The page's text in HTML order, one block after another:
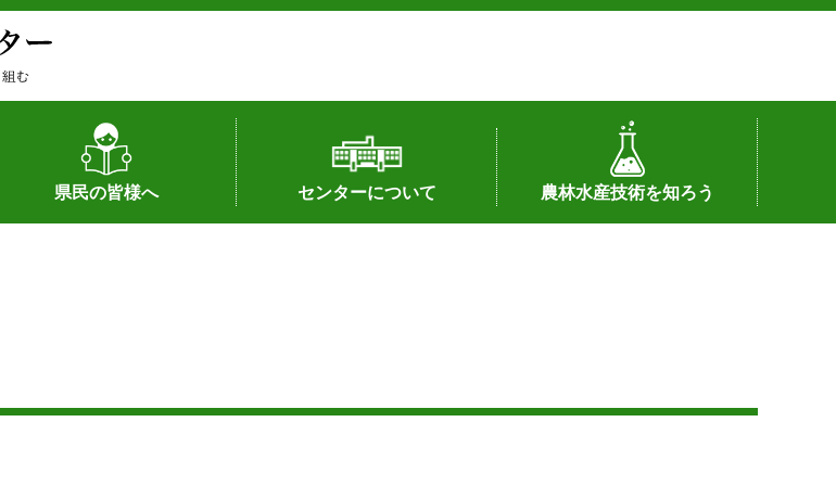
県民の皆様へ
作物や園芸に関する新技術
畜産に関する新技術
森林林業に関する新技術
病害虫に関する新技術
食品加工に関する新技術
水産に関する新技術
作物や園芸に関する豆知識
病害虫に関する豆知識
畜産に関する豆知識
水産に関する豆知識
バイテク・農業環境・機械関係
食品加工に関する豆知識
森林林業に関する豆知識
センターについて
所長あいさつ
組織（各部署へのリンク）
アクセス
沿革
所内の施設配置図
農林水産技術を知ろう
センターの話題
私の試験研究
試験研究課題
第6期中期業務計画
オンライン研究報告
刊行物
知的財産に関する相談窓口